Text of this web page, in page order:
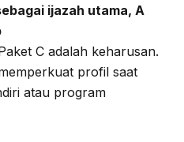
ijazah utama, A
C adalah keharusan.
profil saat
atau program